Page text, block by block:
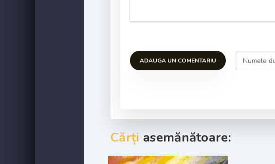
ADAUGA UN COMENTARIU
Cărți asemănătoare: